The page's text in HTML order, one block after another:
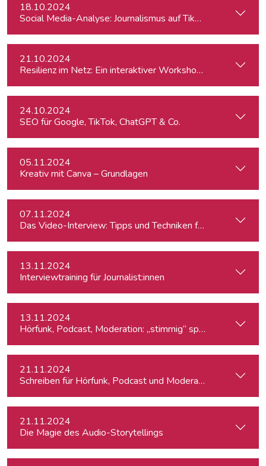
18.10.2024
Social Media-Analyse: Journalismus auf TikTok
21.10.2024
Resilienz im Netz: Ein interaktiver Workshop im Umgang
24.10.2024
SEO für Google, TikTok, ChatGPT & Co.
05.11.2024
Kreativ mit Canva – Grundlagen
07.11.2024
Das Video-Interview: Tipps und Techniken für TV und Web
13.11.2024
Interviewtraining für Journalist:innen
13.11.2024
Hörfunk, Podcast, Moderation: „stimmig“ sprechen
21.11.2024
Schreiben für Hörfunk, Podcast und Moderation
21.11.2024
Die Magie des Audio-Storytellings